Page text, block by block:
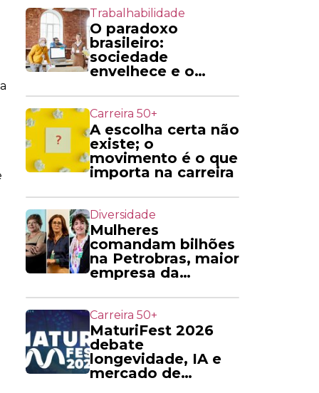
Trabalhabilidade
O paradoxo
brasileiro:
sociedade
envelhece e o
acompanha
Carreira 50+
A escolha certa não
existe; o
movimento é o que
importa na carreira
Diversidade
Mulheres
comandam bilhões
na Petrobras, maior
empresa da
Carreira 50+
MaturiFest 2026
debate
longevidade, IA e
mercado de